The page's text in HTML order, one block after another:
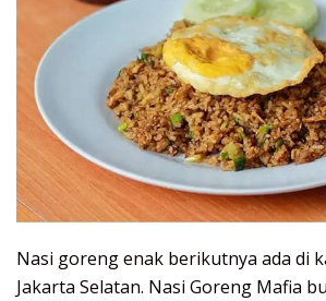
Nasi goreng enak berikutnya ada di
Jakarta Selatan. Nasi Goreng Mafia